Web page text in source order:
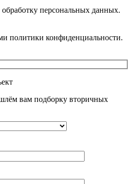
персональных данных.
политики конфиденциальности.
вам подборку вторичных